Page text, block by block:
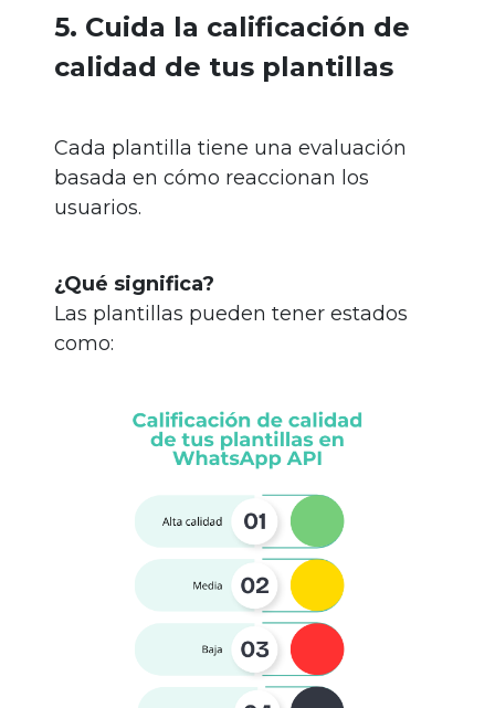
5. Cuida la calificación de
calidad de tus plantillas
Cada plantilla tiene una evaluación
basada en cómo reaccionan los
usuarios.
¿Qué significa?
Las plantillas pueden tener estados
como: